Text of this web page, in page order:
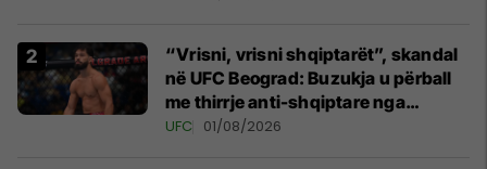
“Vrisni, vrisni shqiptarët”, skandal
në UFC Beograd: Buzukja u përball
me thirrje anti-shqiptare nga
tribunat
UFC 01/08/2026